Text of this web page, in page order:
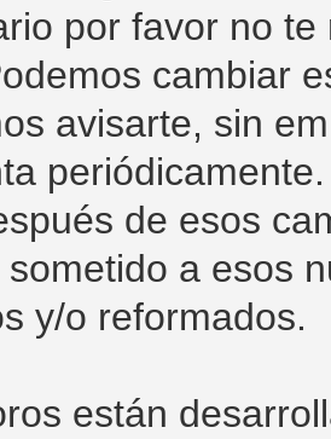
por favor no
cambiar
avisarte, sin
de esos
a esos
y/o reformados.
están